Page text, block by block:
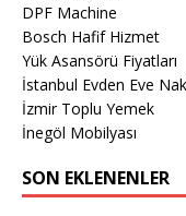
DPF Machine
Bosch Hafif Hizmet
Yük Asansörü Fiyatları
İstanbul Evden Eve
İzmir Toplu Yemek
İnegöl Mobilyası
SON EKLENENLER